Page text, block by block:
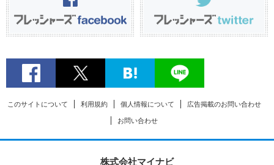
このサイトについて 利用規約 個人情報について 広告掲載のお問い合わせ
お問い合わせ
株式会社マイナビ